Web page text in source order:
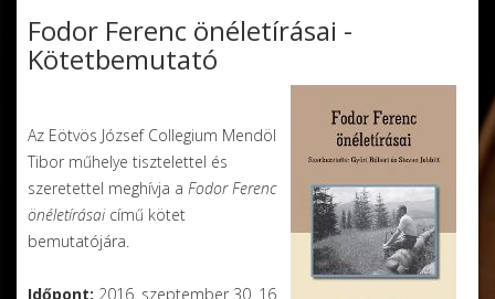
Mendöl
Fodor Ferenc önéletírásai -
Kötetbemutató
Az Eötvös József Collegium Mendöl
Tibor műhelye tisztelettel és
szeretettel meghívja a Fodor Ferenc
önéletírásaicímű kötet
bemutatójára.
Időpont: 2016. szeptember 30. 16